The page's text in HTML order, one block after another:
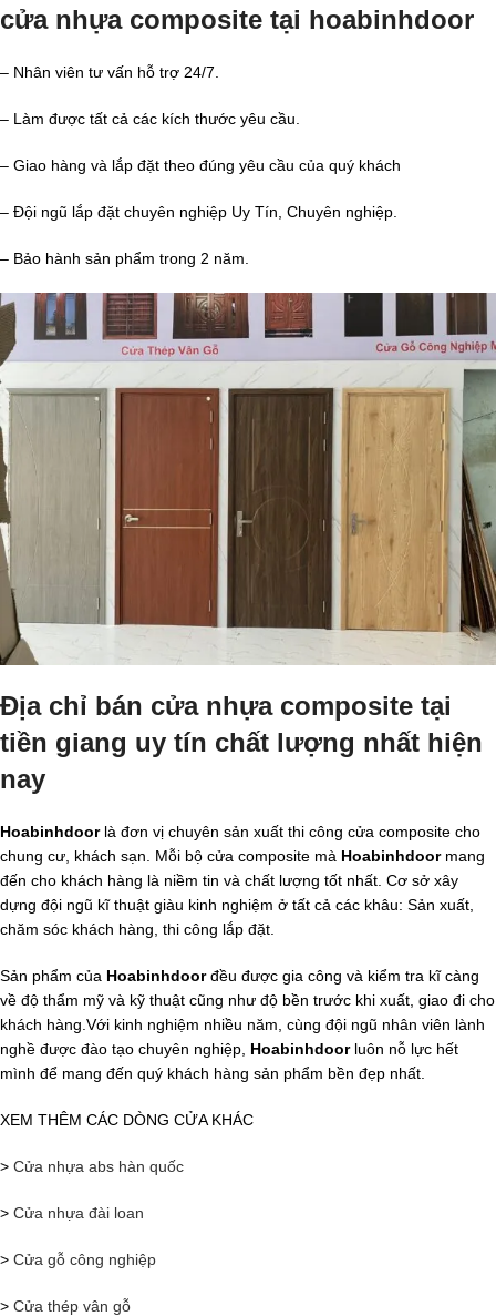
cửa nhựa composite tại hoabinhdoor
– Nhân viên tư vấn hỗ trợ 24/7.
– Làm được tất cả các kích thước yêu cầu.
– Giao hàng và lắp đặt theo đúng yêu cầu của quý khách
– Đội ngũ lắp đặt chuyên nghiệp Uy Tín, Chuyên nghiệp.
– Bảo hành sản phẩm trong 2 năm.
Địa chỉ bán cửa nhựa composite tại
tiền giang uy tín chất lượng nhất hiện
nay
Hoabinhdoorlà đơn vị chuyên sản xuất thi công cửa composite cho
chung cư, khách sạn. Mỗi bộ cửa composite mà Hoabinhdoormang
đến cho khách hàng là niềm tin và chất lượng tốt nhất. Cơ sở xây
dựng đội ngũ kĩ thuật giàu kinh nghiệm ở tất cả các khâu: Sản xuất,
chăm sóc khách hàng, thi công lắp đặt.
Sản phẩm của Hoabinhdoorđều được gia công và kiểm tra kĩ càng
về độ thẩm mỹ và kỹ thuật cũng như độ bền trước khi xuất, giao đi cho
khách hàng.Với kinh nghiệm nhiều năm, cùng đội ngũ nhân viên lành
nghề được đào tạo chuyên nghiệp, Hoabinhdoorluôn nỗ lực hết
mình để mang đến quý khách hàng sản phẩm bền đẹp nhất.
XEM THÊM CÁC DÒNG CỬA KHÁC
> Cửa nhựa abs hàn quốc
> Cửa nhựa đài loan
> Cửa gỗ công nghiệp
> Cửa thép vân gỗ